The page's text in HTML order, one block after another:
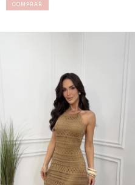
COMPRAR